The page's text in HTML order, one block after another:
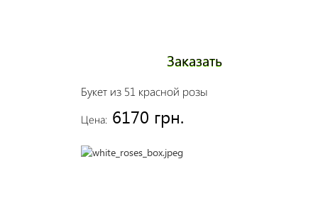
Букет из 51 красной розы
Цена: 6170 грн.
Заказать